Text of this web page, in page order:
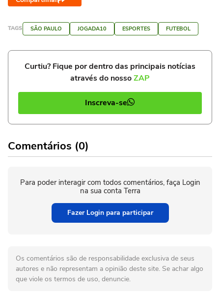
TAGS SÃO PAULO JOGADA10 ESPORTES FUTEBOL
Curtiu? Fique por dentro das principais notícias
através do nossoZAP
Inscreva-se
Comentários (0)
Para poder interagir com todos comentários, faça Login
na sua conta Terra
Fazer Login para participar
Os comentários são de responsabilidade exclusiva de seus
autores e não representam a opinião deste site. Se achar algo
que viole os termos de uso, denuncie.